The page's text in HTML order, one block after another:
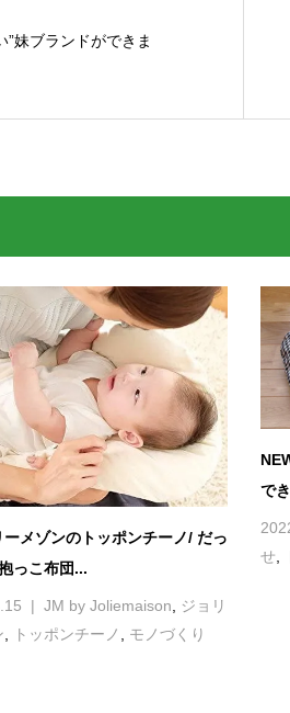
”妹ブランドができま
ーメゾンのトッポンチーノ/ だっ
っこ布団...
JM by Joliemaison, ジョリ
, トッポンチーノ , モノづくり
で
せ,